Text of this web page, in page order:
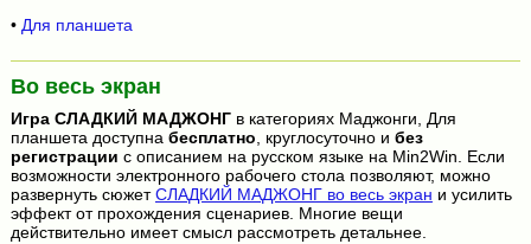
• Для планшета
Во весь экран
Игра СЛАДКИЙ МАДЖОНГв категориях Маджонги, Для
планшета доступна бесплатно, круглосуточно и без
регистрации с описанием на русском языке на Min2Win. Если
возможности электронного рабочего стола позволяют, можно
развернуть сюжетСЛАДКИЙ МАДЖОНГ во весь экран и усилить
эффект от прохождения сценариев. Многие вещи
действительно имеет смысл рассмотреть детальнее.